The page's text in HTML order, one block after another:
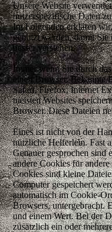
Unsere Website
nutzerspezifische Daten
Im Folgenden erklären
genutzt werden, damit
besser verstehen.
Immer wenn Sie durch
einen Browser. Bekannte
Safari, Firefox, Internet
meisten Websites
Browser. Diese Dateien
Eines ist nicht von der
nützliche Helferlein. Fast
Genauer gesprochen sind
andere Cookies für
Cookies sind kleine
Computer gespeichert
automatisch im Cookie-
Browsers, untergebracht.
und einem Wert. Bei der
zusätzlich ein oder